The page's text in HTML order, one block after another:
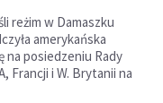
reżim w Damaszku
amerykańska
na posiedzeniu Rady
Francji i W. Brytanii na